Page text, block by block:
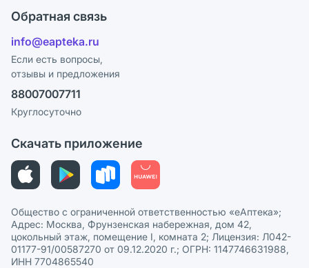
Ответы на вопросы
Блог
Поставщики
Лицензия
Реклама на сайте
Ваши товары на ЕАПТЕКЕ
Программа СберСпасибо
Политика конфиденциальности
Пользовательское соглашение
Политика рекомендаций
Этика и соответствие
Политика в отношении обработки персональных данных
Обратная связь
info@eapteka.ru
Если есть вопросы,
отзывы и предложения
88007007711
Круглосуточно
Скачать приложение
Общество с ограниченной ответственностью «еАптека»;
Адрес: Москва, Фрунзенская набережная, дом 42,
цокольный этаж, помещение I, комната 2; Лицензия: Л042-
01177-91/00587270 от 09.12.2020 г.; ОГРН: 1147746631988,
ИНН 7704865540